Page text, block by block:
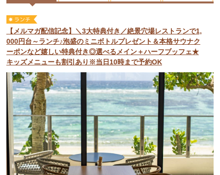
【メルマガ配信記念】＼3大特典付き／絶景穴場レストランで1,
000円台～ランチ♪泡盛のミニボトルプレゼント＆本格サウナク
ーポンなど嬉しい特典付き◎選べるメイン＋ハーフブッフェ★
キッズメニューも割引あり※当日10時まで予約OK